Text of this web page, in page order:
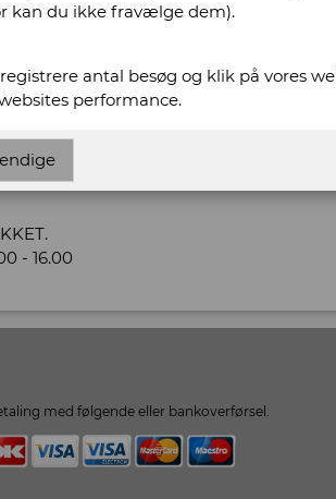
- 16.00
med følgende eller bankoverførsel.
kan du ikke fravælge dem).
antal besøg og klik på vores
performance.